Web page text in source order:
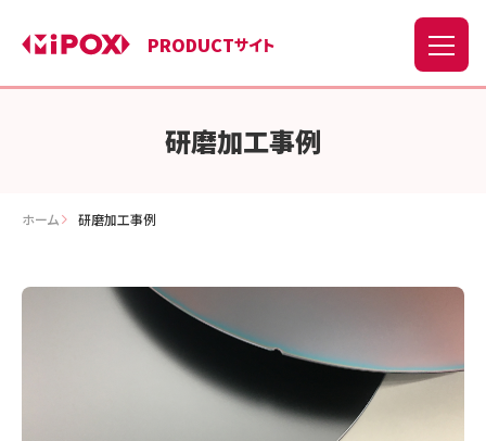
PRODUCTサイト
研磨加工事例
ホーム 研磨加工事例